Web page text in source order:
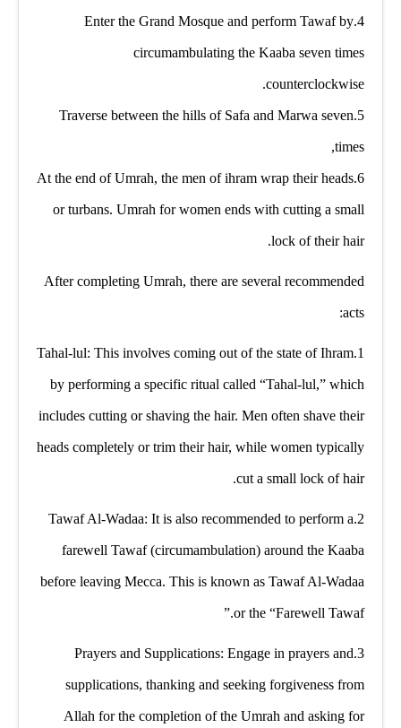
4.Enter the Grand Mosque and perform Tawaf by
circumambulating the Kaaba seven times
counterclockwise.
5.Traverse between the hills of Safa and Marwa seven
times,
6.At the end of Umrah, the men of ihram wrap their heads
or turbans. Umrah for women ends with cutting a small
lock of their hair.
After completing Umrah, there are several recommended
acts:
1.Tahal-lul: This involves coming out of the state of Ihram
by performing a specific ritual called “Tahal-lul,” which
includes cutting or shaving the hair. Men often shave their
heads completely or trim their hair, while women typically
cut a small lock of hair.
2.Tawaf Al-Wadaa: It is also recommended to perform a
farewell Tawaf (circumambulation) around the Kaaba
before leaving Mecca. This is known as Tawaf Al-Wadaa
or the “Farewell Tawaf.”
3.Prayers and Supplications: Engage in prayers and
supplications, thanking and seeking forgiveness from
Allah for the completion of the Umrah and asking for